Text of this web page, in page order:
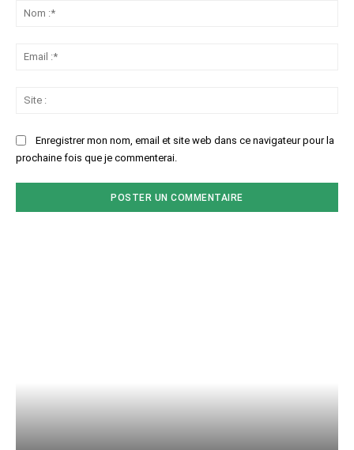
Enregistrer mon nom, email et site web dans ce navigateur pour la
prochaine fois que je commenterai.